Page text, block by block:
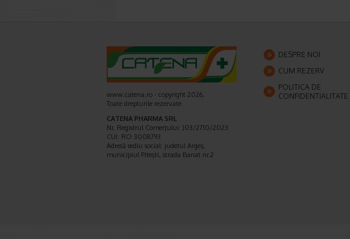
www.catena.ro - copyright 2026,
Toate drepturile rezervate
CATENA PHARMA SRL
Nr. Registrul Comerţului: J03/2710/2023
CUI: RO 3008793
Adresă sediu social: judetul Argeş,
municipiul Piteşti, strada Banat nr.2
DESPRE NOI
CUM REZERV
POLITICA DE
CONFIDENTIALITATE